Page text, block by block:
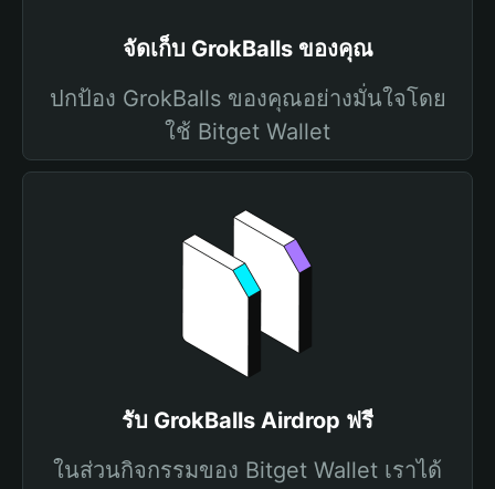
จัดเก็บ GrokBalls ของคุณ
ปกป้อง GrokBalls ของคุณอย่างมั่นใจโดย
ใช้ Bitget Wallet
รับ GrokBalls Airdrop ฟรี
ในส่วนกิจกรรมของ Bitget Wallet เราได้